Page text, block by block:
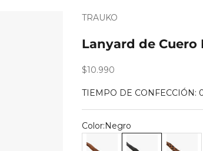
TRAUKO
Lanyard de Cuero
Precio de oferta
$10.990
TIEMPO DE CONFECCIÓN:
Color:Negro
Lanyard de Cuero Café
Lanyard de Cuero
Lanyard
¿Es
regalo?